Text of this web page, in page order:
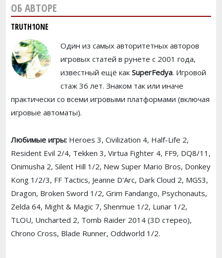
ОБ АВТОРЕ
TRUTH1ONE
Один из самых авторитетных авторов
игровых статей в рунете с 2001 года,
известный ещё как SuperFedya. Игровой
стаж 36 лет. Знаком так или иначе
практически со всеми игровыми платформами (включая
игровые автоматы).
Любимые игры: Heroes 3, Civilization 4, Half-Life 2,
Resident Evil 2/4, Tekken 3, Virtua Fighter 4, FF9, DQ8/11,
Onimusha 2, Silent Hill 1/2, New Super Mario Bros, Donkey
Kong 1/2/3, FF Tactics, Jeanne D'Arc, Dark Cloud 2, MGS3,
Dragon, Broken Sword 1/2, Grim Fandango, Psychonauts,
Zelda 64, Might & Magic 7, Shenmue 1/2, Lunar 1/2,
TLOU, Uncharted 2, Tomb Raider 2014 (3D стерео),
Chrono Cross, Blade Runner, Oddworld 1/2.